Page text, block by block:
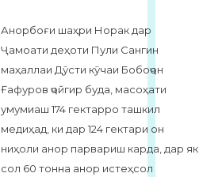
Анорбоғи шаҳри Норак дар
Ҷамоати деҳоти Пули Сангин
маҳаллаи Дӯсти кӯчаи Бобоҷон
Ғафуров ҷойгир буда, масоҳати
умумиаш 174 гектарро ташкил
медиҳад, ки дар 124 гектари он
ниҳоли анор парвариш карда, дар як
сол 60 тонна анор истеҳсол